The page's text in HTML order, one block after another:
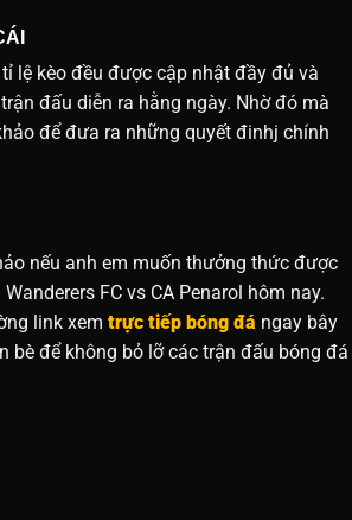
lệ kèo đều được cập nhật đầy đủ và
đấu diễn ra hằng ngày. Nhờ đó mà
để đưa ra những quyết đinhj chính
nếu anh em muốn thưởng thức được
FC vs CA Penarol hôm nay.
link xem trực tiếp bóng đá ngay bây
bè để không bỏ lỡ các trận đấu bóng đá